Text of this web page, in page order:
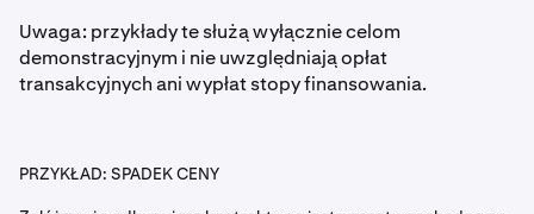
Uwaga: przykłady te służą wyłącznie celom
demonstracyjnym i nie uwzględniają opłat
transakcyjnych ani wypłat stopy finansowania.
PRZYKŁAD: SPADEK CENY